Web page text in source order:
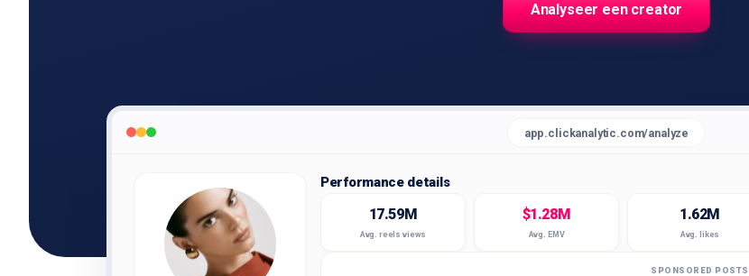
Analyseer een creator
app.clickanalytic.com/analyze
Performance details
17.59M
Avg. reels views
$1.28M
Avg. EMV
1.62M
Avg. likes
SPONSORED POSTS